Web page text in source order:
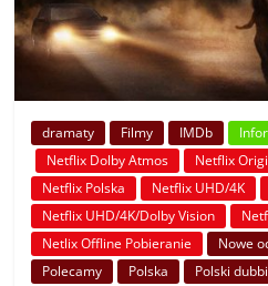
dramaty Filmy IMDb
Netflix Dolby Atmos
Netflix
Netflix Polska
Netflix UHD/4K
Netflix UHD/4K/Dolby Vision
Netlix Offline Pobieranie
Nowe
Polecamy
Polska Polski